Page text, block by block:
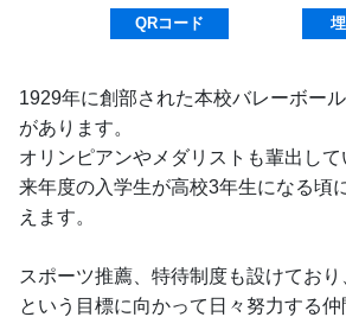
QRコード
1929年に創部された本校バレーボー
があります。
オリンピアンやメダリストも輩出して
来年度の入学生が高校3年生になる頃
えます。
スポーツ推薦、特待制度も設けており
という目標に向かって日々努力する仲